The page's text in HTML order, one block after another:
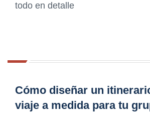
todo en detalle
Cómo diseñar un
viaje a medida para tu